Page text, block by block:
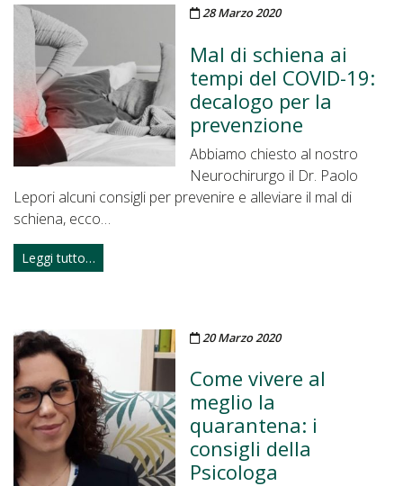
Pubblicato il
28 Marzo 2020
Mal di schiena ai
tempi del COVID-19:
decalogo per la
prevenzione
Abbiamo chiesto al nostro
Neurochirurgo il Dr. Paolo
Lepori alcuni consigli per prevenire e alleviare il mal di
schiena, ecco…
Leggi tutto…
Pubblicato il
20 Marzo 2020
Come vivere al
meglio la
quarantena: i
consigli della
Psicologa